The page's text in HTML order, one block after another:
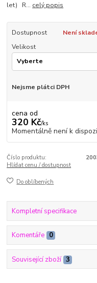
let) R... celý popis
Dostupnost
Není
Velikost
Nejsme plátci DPH
cena od
320 Kč/ks
Momentálně není k
Číslo produktu:
Hlídat cenu / dostupnost
Do oblíbených
Kompletní specifikace
Komentáře 0
Související zboží 3